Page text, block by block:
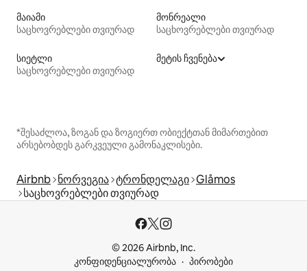
მაიამი
საცხოვრებლები თვიურად
მონრეალი
საცხოვრებლები თვიურად
სიეტლი
საცხოვრებლები თვიურად
მეტის ჩვენება
*შესაძლოა, ზოგან და ზოგიერთ ობიექტთან მიმართებით
არსებობდეს გარკვეული გამონაკლისები.
Airbnb ნორვეგია ტრონდელაგი Glåmos
საცხოვრებლები თვიურად
© 2026 Airbnb, Inc.
კონფიდენციალურობა
პირობები